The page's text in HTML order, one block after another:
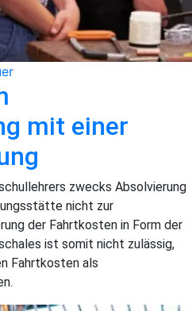
mit einer
zwecks Absolvierung
nicht zur
der Fahrtkosten in Form der
ist somit nicht zulässig,
Fahrtkosten als